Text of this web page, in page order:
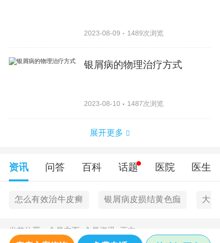
2023-08-09 1489次浏览
银屑病的物理治疗方式
2023-08-10 1487次浏览
展开更多
资讯 问答 百科 话题 医院 医生
怎么有效治牛皮癣 银屑病皮损结黄色痂 大
当前位置： 金昌主页> 金昌资讯 正文